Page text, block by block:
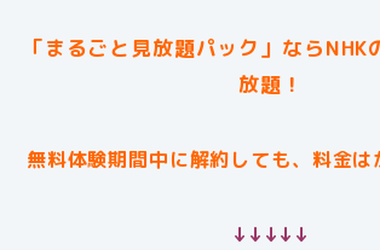
「まるごと見放題パック」ならNHK
放題！
無料体験期間中に解約しても、料金は
↓↓↓↓↓